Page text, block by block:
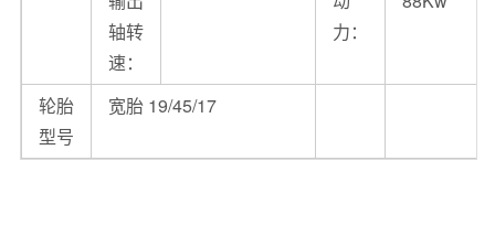
轴转
速：
力：
轮胎
型号
宽胎 19/45/17